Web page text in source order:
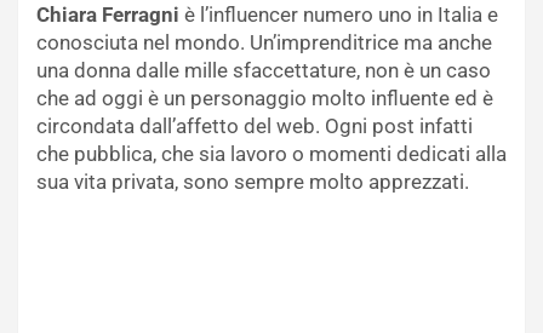
Chiara Ferragni è l’influencer numero uno in Italia e
conosciuta nel mondo. Un’imprenditrice ma anche
una donna dalle mille sfaccettature, non è un caso
che ad oggi è un personaggio molto influente ed è
circondata dall’affetto del web. Ogni post infatti
che pubblica, che sia lavoro o momenti dedicati alla
sua vita privata, sono sempre molto apprezzati.